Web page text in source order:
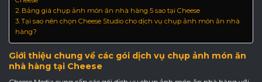
Bảng giá chụp ảnh món ăn nhà hàng 5 sao tại Cheese
Tại sao nên chọn Cheese Studio cho dịch vụ chụp ảnh món ăn nhà
hàng?
Giới thiệu chung về các gói dịch vụ chụp ảnh món ăn
nhà hàng tại Cheese